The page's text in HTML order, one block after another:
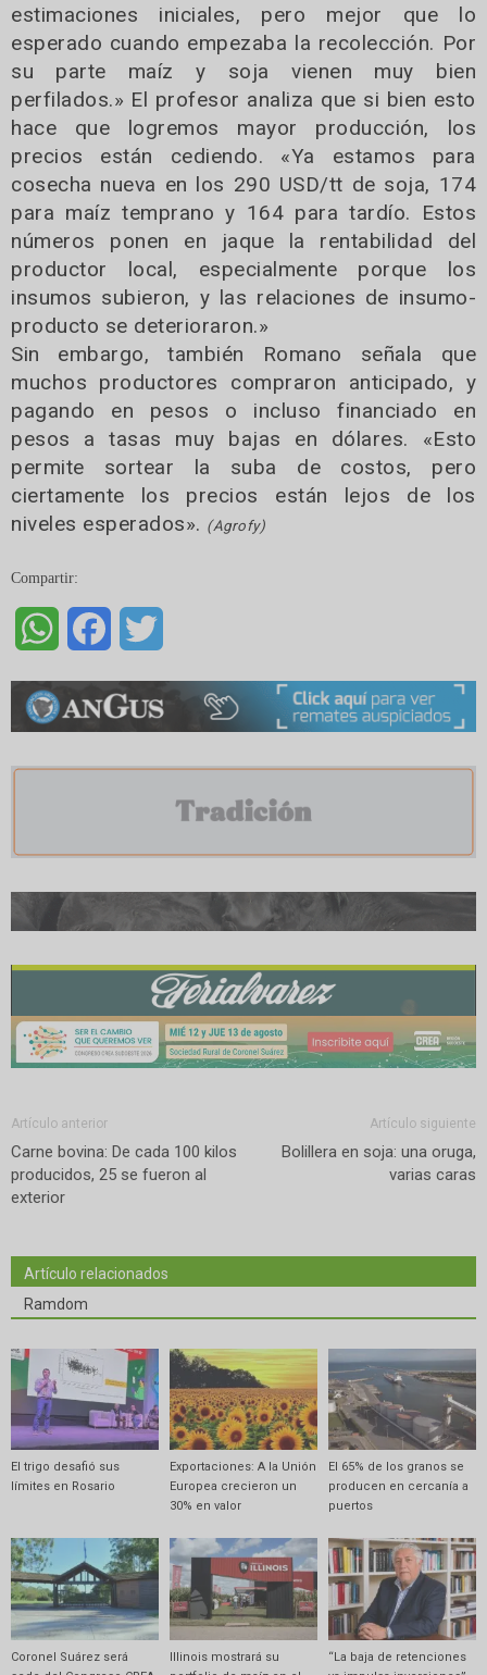
estimaciones iniciales, pero mejor que lo
esperado cuando empezaba la recolección. Por
su parte maíz y soja vienen muy bien
perfilados.» El profesor analiza que si bien esto
hace que logremos mayor producción, los
precios están cediendo. «Ya estamos para
cosecha nueva en los 290 USD/tt de soja, 174
para maíz temprano y 164 para tardío. Estos
números ponen en jaque la rentabilidad del
productor local, especialmente porque los
insumos subieron, y las relaciones de insumo-
producto se deterioraron.»
Sin embargo, también Romano señala que
muchos productores compraron anticipado, y
pagando en pesos o incluso financiado en
pesos a tasas muy bajas en dólares. «Esto
permite sortear la suba de costos, pero
ciertamente los precios están lejos de los
niveles esperados». (Agrofy)
Compartir:
WhatsAppFacebook
Artículo anterior
Carne bovina: De cada 100 kilos
producidos, 25 se fueron al
exterior
Artículo siguiente
Bolillera en soja: una oruga,
varias caras
Artículo relacionados
Ramdom
El trigo desafió sus
límites en Rosario
Exportaciones: A la Unión
Europea crecieron un
30% en valor
El 65% de los granos se
producen en cercanía a
puertos
Coronel Suárez será
Illinois mostrará su
“La baja de retenciones